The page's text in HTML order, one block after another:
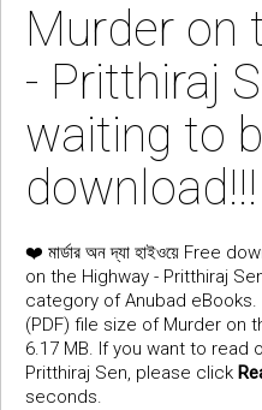
Murder on
- Pritthiraj
waiting to
download!!!
❤️ মার্ডার অন দ্যা হাইওয়ে Free
on the Highway - Pritthiraj
category of Anubad
(PDF) file size of Murder on
6.17 MB. If you want to read
Pritthiraj Sen, please click
seconds.